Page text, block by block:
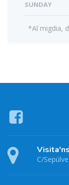
SUNDAY
*Al migdia,
C/